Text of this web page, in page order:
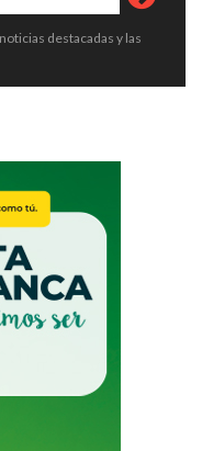
destacadas y las